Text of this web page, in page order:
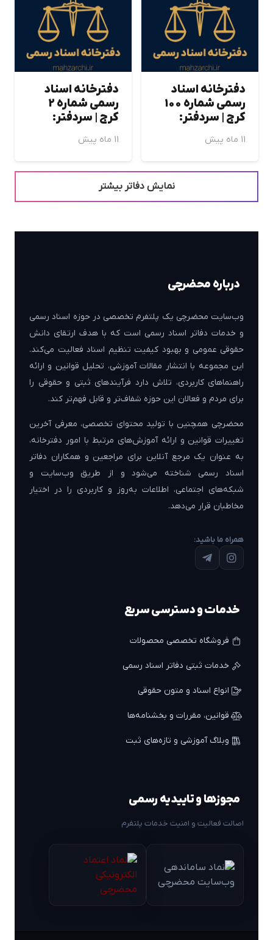
دفترخانه اسناد
رسمی شماره 100
كرج | سردفتر:
11 ماه پیش
دفترخانه اسناد
رسمی شماره 2
كرج | سردفتر:
11 ماه پیش
نمایش دفاتر بیشتر
درباره محضرچی
وب‌سایت محضرچی یک پلتفرم تخصصی در حوزه اسناد رسمی
و خدمات دفاتر اسناد رسمی است که با هدف ارتقای دانش
حقوقی عمومی و بهبود کیفیت تنظیم اسناد فعالیت می‌کند.
این مجموعه با انتشار مقالات آموزشی، تحلیل قوانین و ارائه
راهنماهای کاربردی، تلاش دارد فرآیندهای ثبتی و حقوقی را
برای مردم و فعالان این حوزه شفاف‌تر و قابل فهم‌تر کند.
محضرچی همچنین با تولید محتوای تخصصی، معرفی آخرین
تغییرات قوانین و ارائه آموزش‌های مرتبط با امور دفترخانه،
به عنوان یک مرجع آنلاین برای مراجعین و همکاران دفاتر
اسناد رسمی شناخته می‌شود و از طریق وب‌سایت و
شبکه‌های اجتماعی، اطلاعات به‌روز و کاربردی را در اختیار
مخاطبان قرار می‌دهد.
همراه ما باشید:
خدمات و دسترسی سریع
فروشگاه تخصصی محصولات
خدمات ثبتی دفاتر اسناد رسمی
انواع اسناد و متون حقوقی
قوانین، مقررات و بخشنامه‌ها
وبلاگ آموزشی و تازه‌های ثبت
مجوزها و تاییدیه رسمی
اصالت فعالیت و امنیت خدمات پلتفرم